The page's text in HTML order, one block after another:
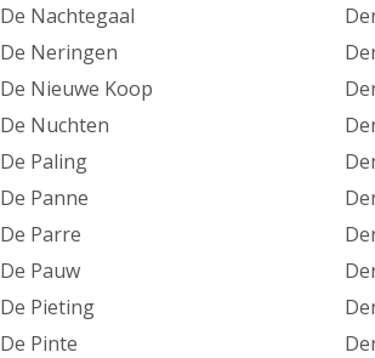
De Nachtegaal
De Neringen
De Nieuwe Koop
De Nuchten
De Paling
De Panne
De Parre
De Pauw
De Pieting
De Pinte